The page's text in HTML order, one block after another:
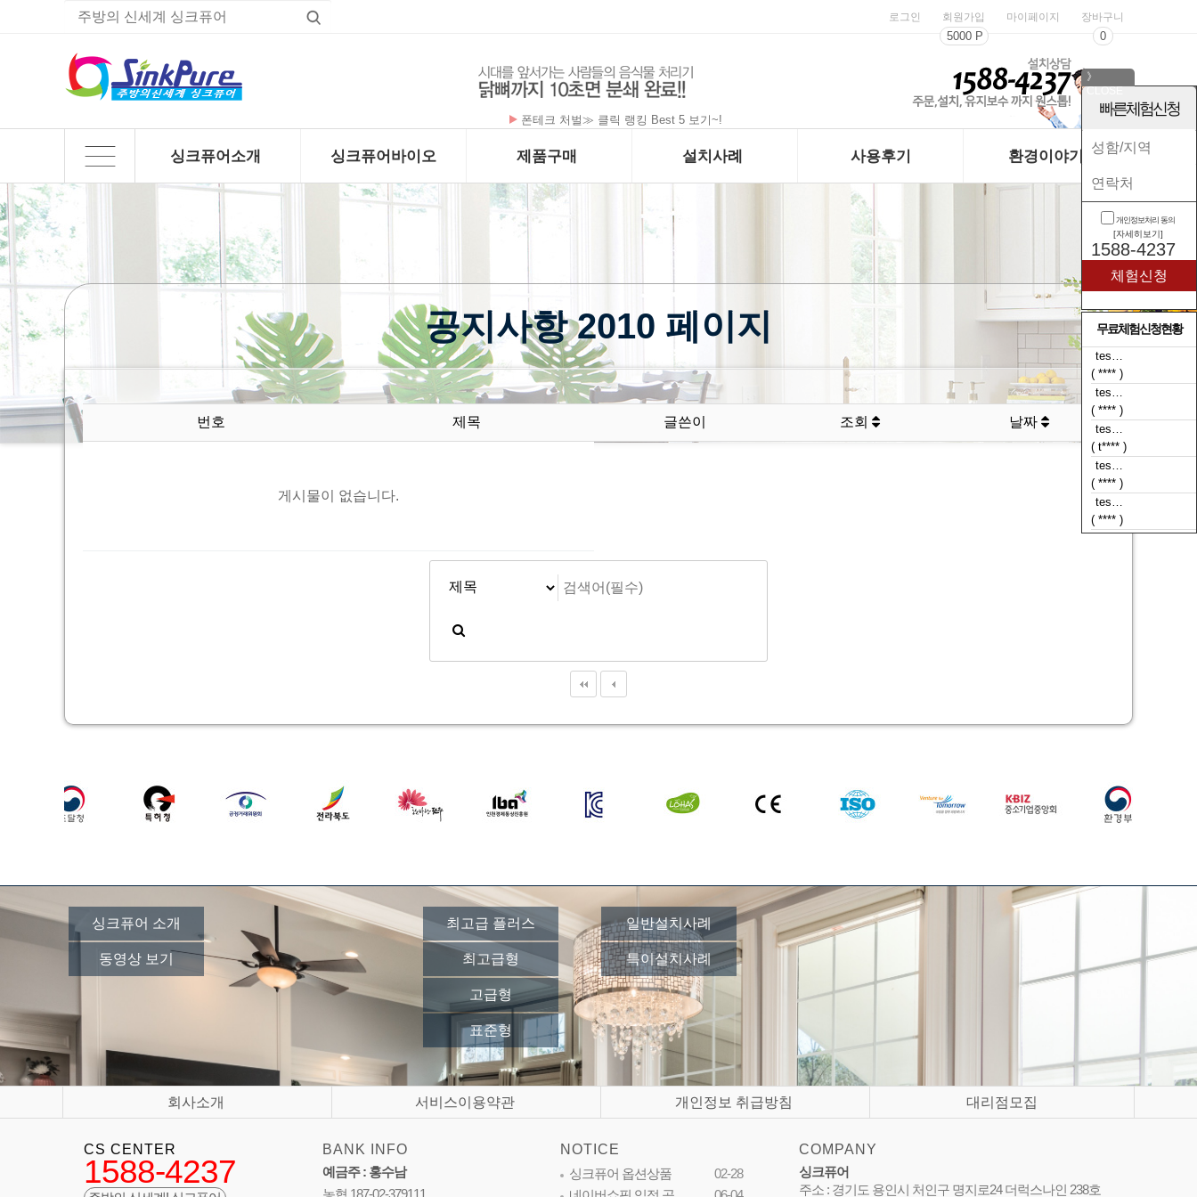
로그인 회원가입
5000 P
마이페이지 장바구니
0
폰테크 처벌≫ 클릭 랭킹 Best 5 보기~!
싱크퓨어소개 싱크퓨어바이오
제품구매
하위분류
설치사례
하위분류
사용후기 환경이야기
공지사항 2010 페이지
번호 제목 글쓴이 조회 날짜
게시물이 없습니다.
싱크퓨어 소개
동영상 보기
최고급 플러스
최고급형
고급형
표준형
일반설치사례
특이설치사례
회사소개 서비스이용약관 개인정보 취급방침 대리점모집
CS CENTER
1588-4237
BANK INFO
예금주 : 홍수남
농협 187-02-379111
NOTICE
싱크퓨어 옵션상품
02-28
COMPANY
싱크퓨어
주소 : 경기도 용인시 처인구 명지로24 더럭스나인 238호
》
빠른체험신청
개인정보처리 동의
[자세히보기]
1588-4237
무료체험신청현황
tes…
( **** )
tes…
( **** )
tes…
( t**** )
tes…
( **** )
tes…
( **** )